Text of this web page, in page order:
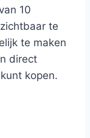
10
zichtbaar te
te maken
direct
kopen.